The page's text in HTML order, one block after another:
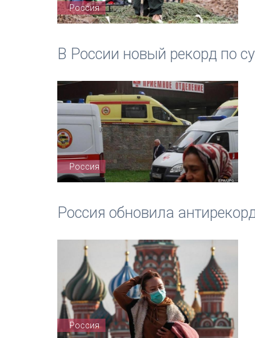
Россия
В России новый рекорд по
Россия
Россия обновила
Россия